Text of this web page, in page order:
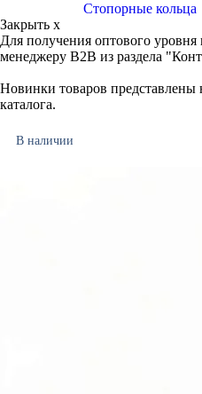
Стопорные кольца
Закрыть x
Для получения оптового уровня
менеджеру B2B из раздела
Новинки товаров представлены
каталога.
В наличии